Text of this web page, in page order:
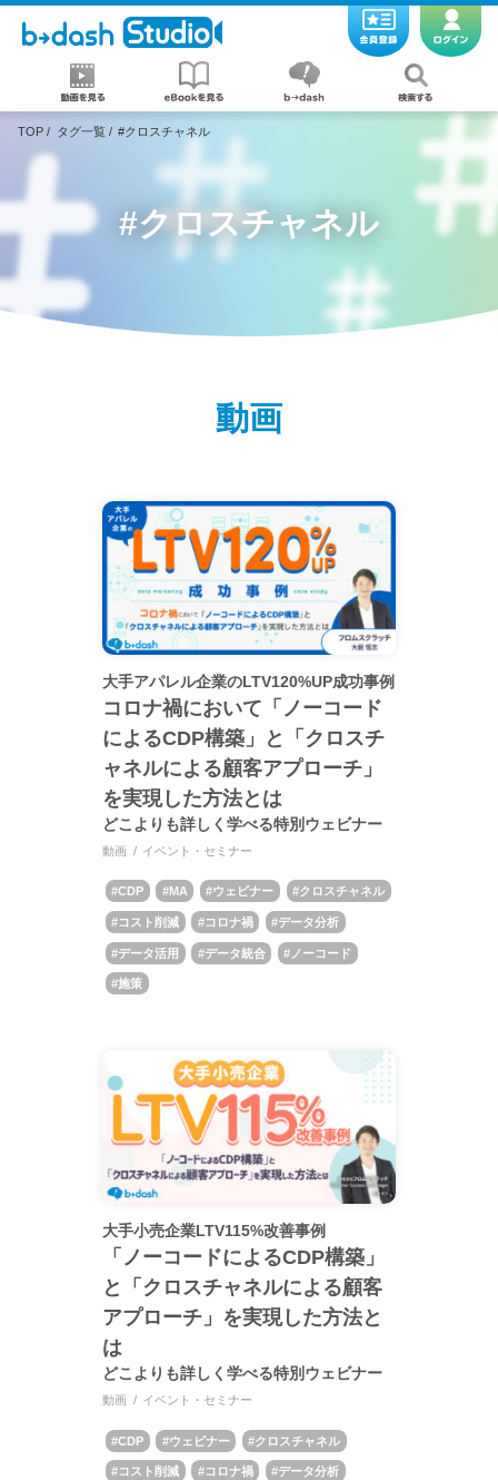
TOP / タグ一覧/ #クロスチャネル
#クロスチャネル
動画
大手アパレル企業のLTV120%UP成功事例
コロナ禍において「ノーコード
によるCDP構築」と「クロスチ
ャネルによる顧客アプローチ」
を実現した方法とは
どこよりも詳しく学べる特別ウェビナー
動画 イベント・セミナー
CDP MA ウェビナー クロスチャネル
コスト削減 コロナ禍 データ分析
データ活用 データ統合 ノーコード
施策
大手小売企業LTV115%改善事例
「ノーコードによるCDP構築」
と「クロスチャネルによる顧客
アプローチ」を実現した方法と
は
どこよりも詳しく学べる特別ウェビナー
動画 イベント・セミナー
CDP ウェビナー クロスチャネル
コスト削減 コロナ禍 データ分析